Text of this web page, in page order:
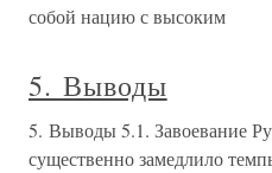
собой нацию с высоким
5. Выводы
5. Выводы 5.1. Завоевание
существенно замедлило